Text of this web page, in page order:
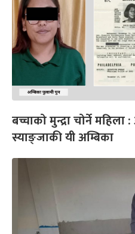
बच्चाको मुन्द्रा चोर्ने
स्याङ्जाकी यी अम्बिका